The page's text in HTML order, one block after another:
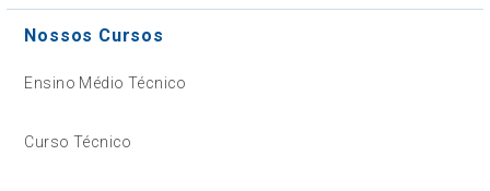
Nossos Cursos
Ensino Médio Técnico
Curso Técnico